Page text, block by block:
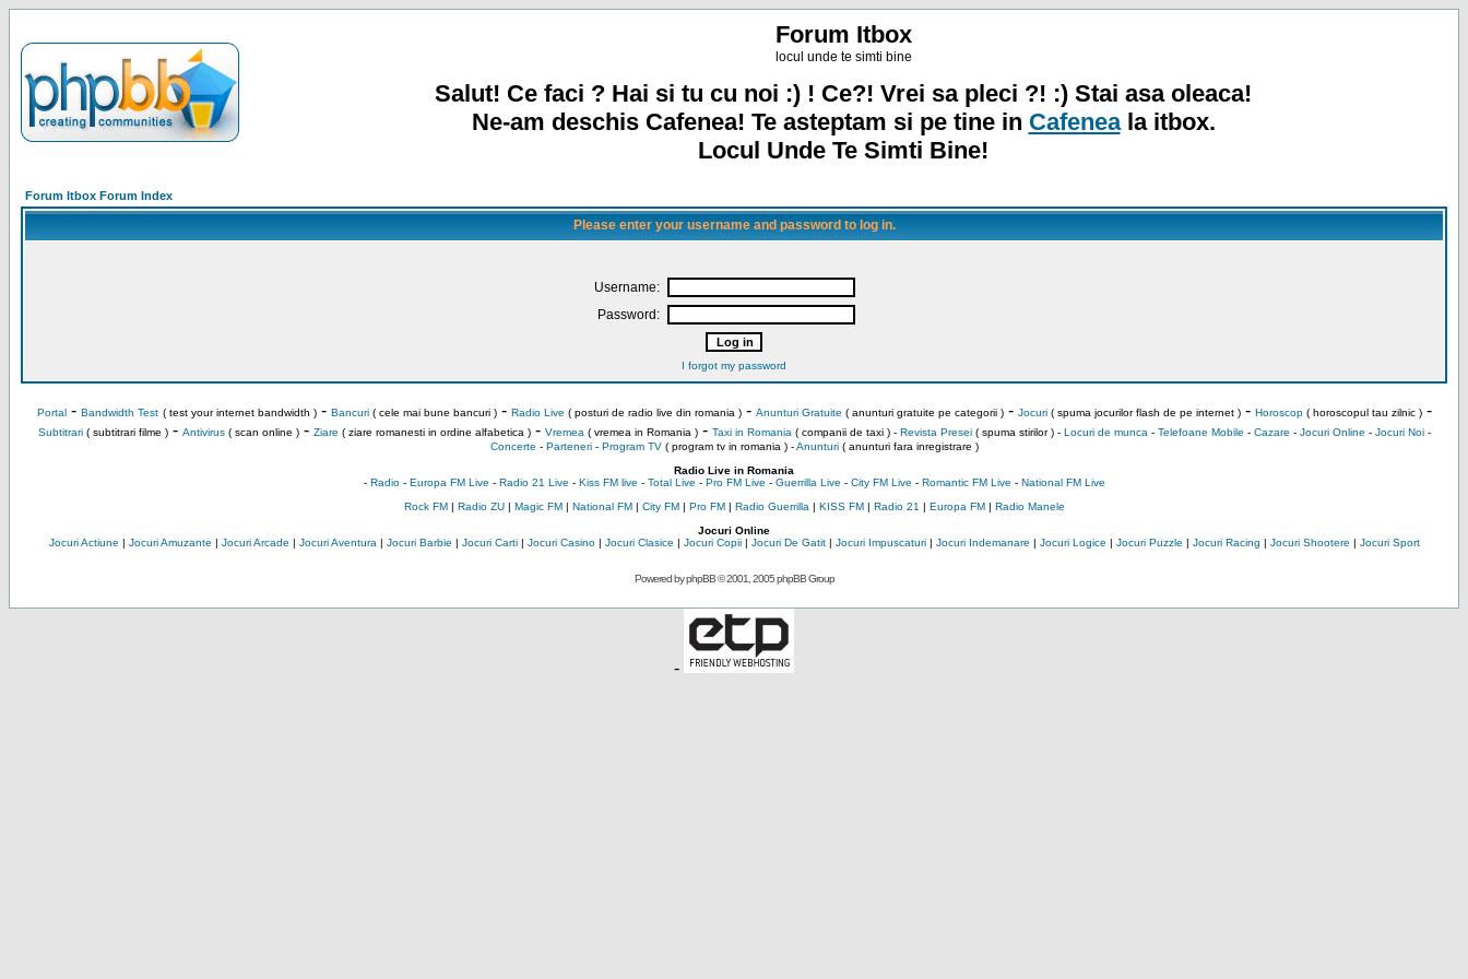
Forum Itbox
locul unde te simti bine
Salut! Ce faci ? Hai si tu cu noi :) ! Ce?! Vrei sa pleci ?! :) Stai asa oleaca!
Ne-am deschis Cafenea! Te asteptam si pe tine in Cafeneala itbox.
Locul Unde Te Simti Bine!
Forum Itbox Forum Index
Please enter your username and password to log in.
Username:
Password:
I forgot my password
Portal- Bandwidth Test ( test your internet bandwidth )- Bancuri( cele mai bune bancuri )- Radio Live ( posturi de radio live din romania )- Anunturi Gratuite ( anunturi gratuite pe categorii )- Jocuri( spuma jocurilor flash de pe internet )- Horoscop( horoscopul tau zilnic )-
Subtitrari( subtitrari filme )- Antivirus( scan online )- Ziare ( ziare romanesti in ordine alfabetica )- Vremea ( vremea in Romania )- Taxi in Romania ( companii de taxi ) - Revista Presei( spuma stirilor ) - Locuri de munca - Telefoane Mobile - Cazare - Jocuri Online - Jocuri Noi-
Concerte - Parteneri- Program TV( program tv in romania )-Anunturi( anunturi fara inregistrare )
Radio Live in Romania
- Radio- Europa FM Live - Radio 21 Live - Kiss FM live - Total Live - Pro FM Live - Guerrilla Live - City FM Live - Romantic FM Live - National FM Live
Rock FM| Radio ZU| Magic FM| National FM| City FM| Pro FM| Radio Guerrilla | KISS FM| Radio 21 | Europa FM| Radio Manele
Jocuri Online
Jocuri Actiune | Jocuri Amuzante | Jocuri Arcade | Jocuri Aventura | Jocuri Barbie | Jocuri Carti| Jocuri Casino| Jocuri Clasice | Jocuri Copii| Jocuri De Gatit| Jocuri Impuscaturi| Jocuri Indemanare | Jocuri Logice | Jocuri Puzzle | Jocuri Racing | Jocuri Shootere | Jocuri Sport
Powered byphpBB© 2001, 2005 phpBB Group
-